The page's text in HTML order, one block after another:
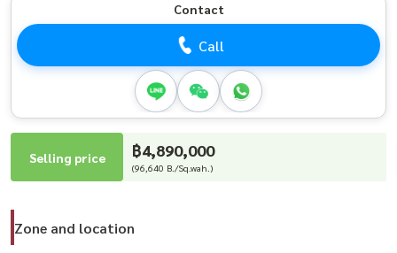
Contact
Call
Selling price ฿4,890,000
(96,640 B./Sq.wah.)
Zone and location